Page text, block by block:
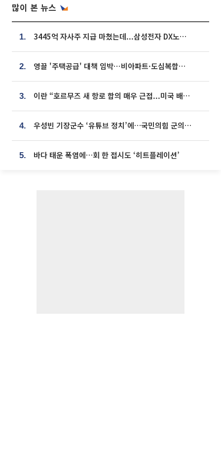
많이 본 뉴스
1. 3445억 자사주 지급 마쳤는데...삼성전자 DX노조, 뒤늦은 '떼쓰기 집회'
2. 영끌 '주택공급' 대책 임박⋯비아파트·도심복합까지 총동원
3. 이란 “호르무즈 새 항로 합의 매우 근접...미국 배상 먼저”
4. 우성빈 기장군수 ‘유튜브 정치’에…국민의힘 군의원들 집단 반발
5. 바다 태운 폭염에…회 한 접시도 ‘히트플레이션’